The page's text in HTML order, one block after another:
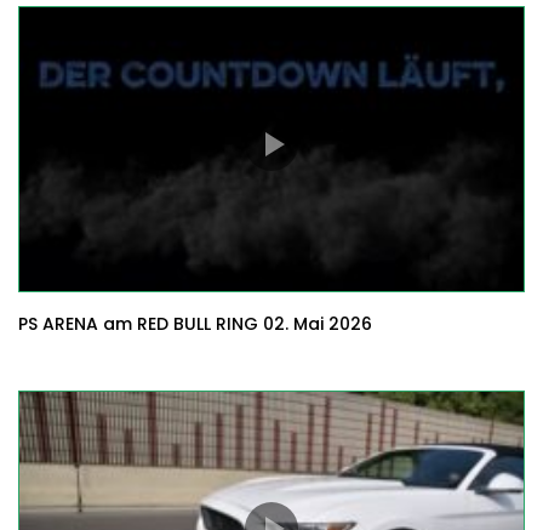
PS ARENA am RED BULL RING 02. Mai 2026